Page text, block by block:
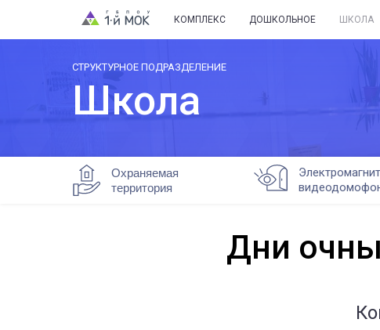
КОМПЛЕКС ДОШКОЛЬНОЕ ШКОЛА
Школа
СТРУКТУРНОЕ ПОДРАЗДЕЛЕНИЕ
Охраняемая
территория
Дни